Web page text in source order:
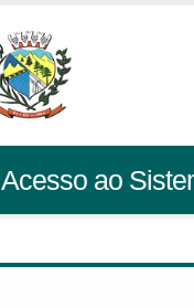
Acesso ao